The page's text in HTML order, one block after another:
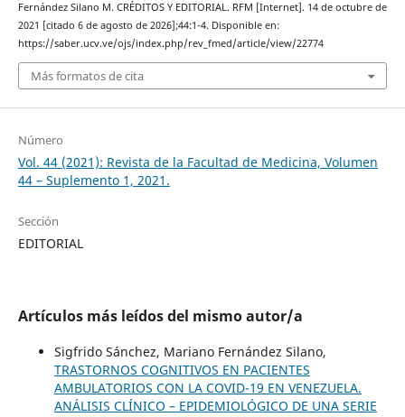
Fernández Silano M. CRÉDITOS Y EDITORIAL. RFM [Internet]. 14 de octubre de
2021 [citado 6 de agosto de 2026];44:1-4. Disponible en:
https://saber.ucv.ve/ojs/index.php/rev_fmed/article/view/22774
Más formatos de cita
Número
Vol. 44 (2021): Revista de la Facultad de Medicina, Volumen
44 – Suplemento 1, 2021.
Sección
EDITORIAL
Artículos más leídos del mismo autor/a
Sigfrido Sánchez, Mariano Fernández Silano,
TRASTORNOS COGNITIVOS EN PACIENTES
AMBULATORIOS CON LA COVID-19 EN VENEZUELA.
ANÁLISIS CLÍNICO – EPIDEMIOLÓGICO DE UNA SERIE